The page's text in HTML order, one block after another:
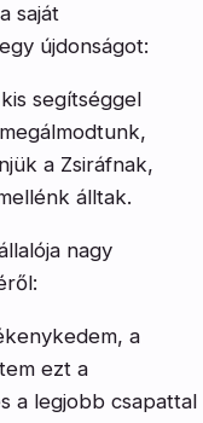
saját
újdonságot:
segítséggel
a Zsiráfnak,
álltak.
nagy
a
ezt a
a legjobb csapattal